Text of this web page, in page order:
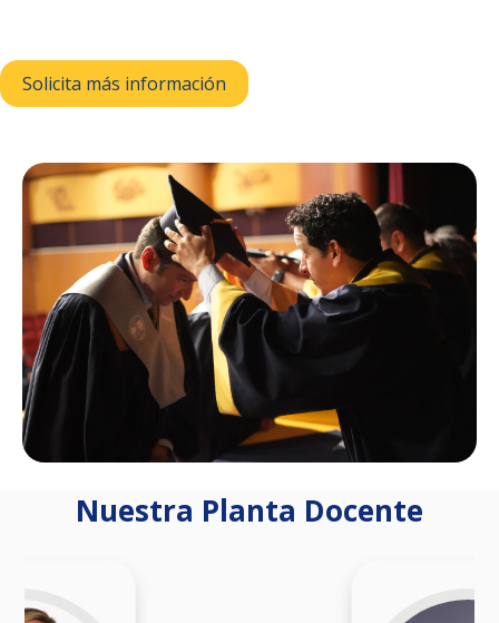
Solicita más información
Nuestra Planta Docente